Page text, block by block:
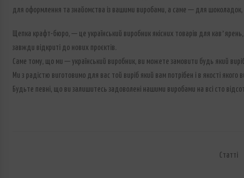
для оформлення та знайомства із вашими виробами, а саме — для
Щепка крафт-бюро, — це український виробник якісних товарів для
завжди відкриті до нових проєктів.
Саме тому, що ми — український виробник, ви можете замовити будь який
Ми з радістю виготовимо для вас той виріб який вам потрібен і в якості
Будьте певні, що ви залишитесь задоволені нашими виробами на всі сто
Статті